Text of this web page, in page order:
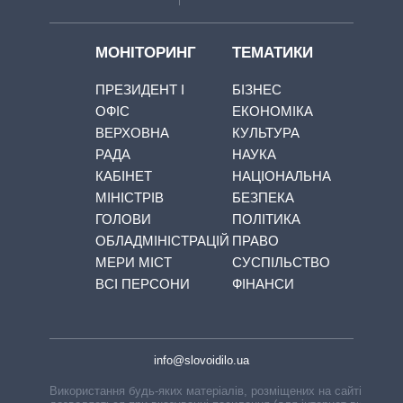
МОНІТОРИНГ
ПРЕЗИДЕНТ І
ОФІС
ВЕРХОВНА
РАДА
КАБІНЕТ
МІНІСТРІВ
ГОЛОВИ
ОБЛАДМІНІСТРАЦІЙ
МЕРИ МІСТ
ВСІ ПЕРСОНИ
ТЕМАТИКИ
БІЗНЕС
ЕКОНОМІКА
КУЛЬТУРА
НАУКА
НАЦІОНАЛЬНА
БЕЗПЕКА
ПОЛІТИКА
ПРАВО
СУСПІЛЬСТВО
ФІНАНСИ
info@slovoidilo.ua
Використання будь-яких матеріалів, розміщених на сайті,